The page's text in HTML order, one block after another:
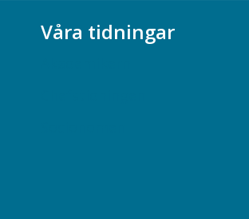
Våra tidningar